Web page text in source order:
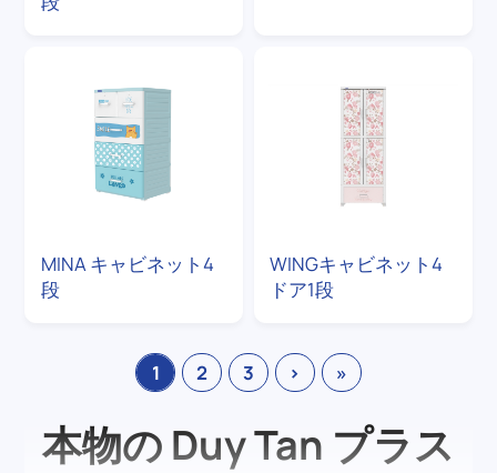
MINA キャビネット4
段
WINGキャビネット4
ドア1段
1 2 3 › »
本物の Duy Tan プラス